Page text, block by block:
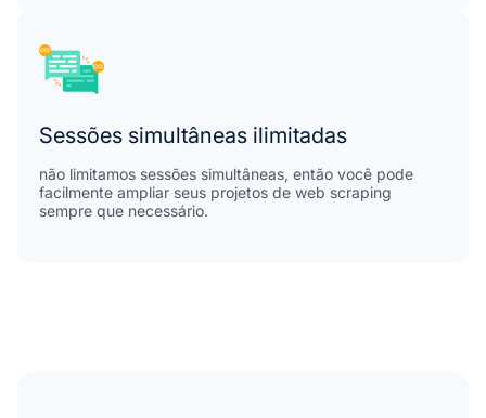
Sessões simultâneas ilimitadas
não limitamos sessões simultâneas, então você pode
facilmente ampliar seus projetos de web scraping
sempre que necessário.